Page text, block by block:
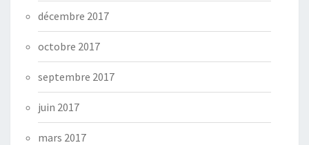
décembre 2017
octobre 2017
septembre 2017
juin 2017
mars 2017